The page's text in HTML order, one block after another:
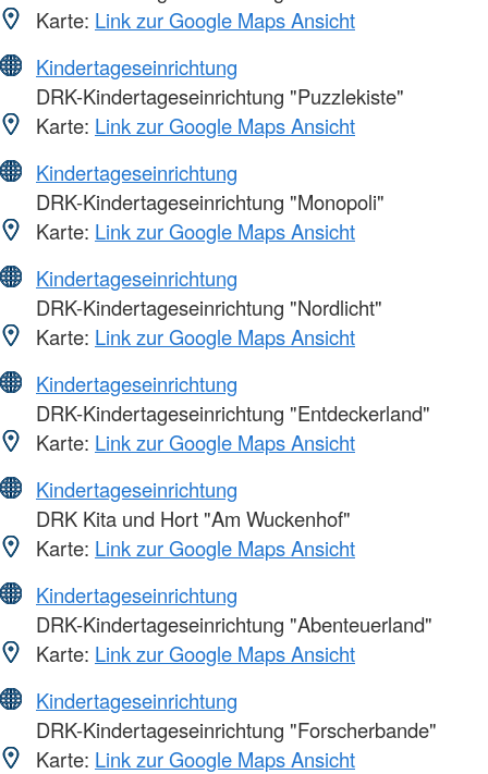
Karte: Link zur Google Maps Ansicht
Kindertageseinrichtung
DRK-Kindertageseinrichtung "Puzzlekiste"
Karte: Link zur Google Maps Ansicht
Kindertageseinrichtung
DRK-Kindertageseinrichtung "Monopoli"
Karte: Link zur Google Maps Ansicht
Kindertageseinrichtung
DRK-Kindertageseinrichtung "Nordlicht"
Karte: Link zur Google Maps Ansicht
Kindertageseinrichtung
DRK-Kindertageseinrichtung "Entdeckerland"
Karte: Link zur Google Maps Ansicht
Kindertageseinrichtung
DRK Kita und Hort "Am Wuckenhof"
Karte: Link zur Google Maps Ansicht
Kindertageseinrichtung
DRK-Kindertageseinrichtung "Abenteuerland"
Karte: Link zur Google Maps Ansicht
Kindertageseinrichtung
DRK-Kindertageseinrichtung "Forscherbande"
Karte: Link zur Google Maps Ansicht